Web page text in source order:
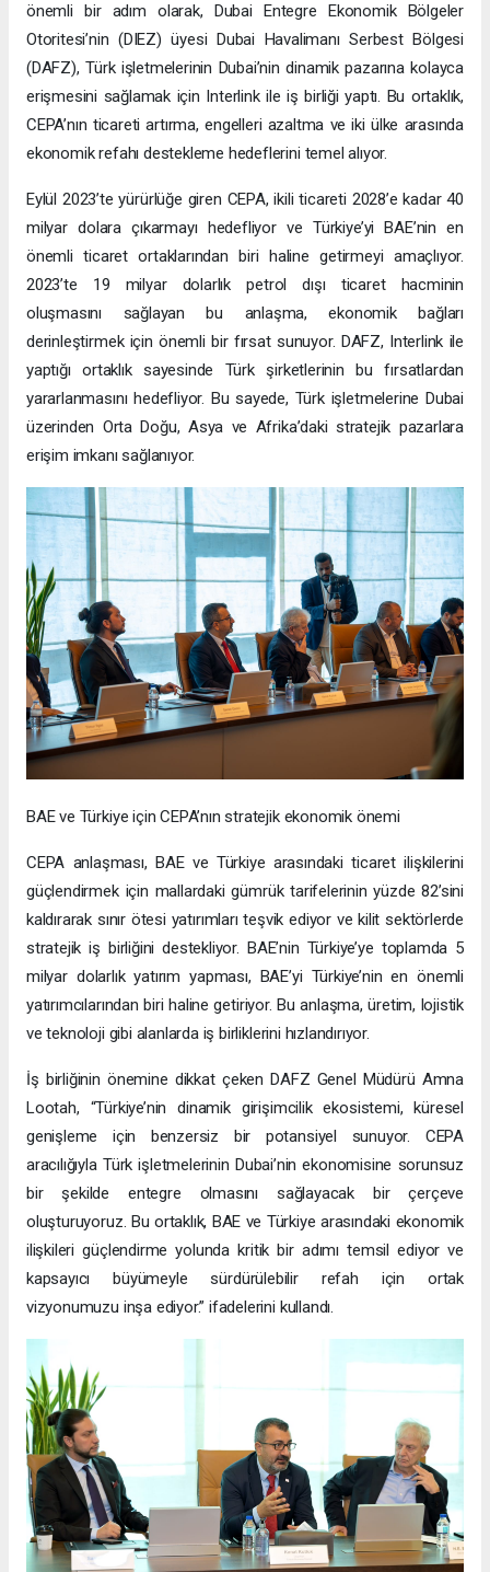
önemli bir adım olarak, Dubai Entegre Ekonomik Bölgeler
Otoritesi’nin (DIEZ) üyesi Dubai Havalimanı Serbest Bölgesi
(DAFZ), Türk işletmelerinin Dubai’nin dinamik pazarına kolayca
erişmesini sağlamak için Interlink ile iş birliği yaptı. Bu ortaklık,
CEPA’nın ticareti artırma, engelleri azaltma ve iki ülke arasında
ekonomik refahı destekleme hedeflerini temel alıyor.
Eylül 2023’te yürürlüğe giren CEPA, ikili ticareti 2028’e kadar 40
milyar dolara çıkarmayı hedefliyor ve Türkiye’yi BAE’nin en
önemli ticaret ortaklarından biri haline getirmeyi amaçlıyor.
2023’te 19 milyar dolarlık petrol dışı ticaret hacminin
oluşmasını sağlayan bu anlaşma, ekonomik bağları
derinleştirmek için önemli bir fırsat sunuyor. DAFZ, Interlink ile
yaptığı ortaklık sayesinde Türk şirketlerinin bu fırsatlardan
yararlanmasını hedefliyor. Bu sayede, Türk işletmelerine Dubai
üzerinden Orta Doğu, Asya ve Afrika’daki stratejik pazarlara
erişim imkanı sağlanıyor.
BAE ve Türkiye için CEPA’nın stratejik ekonomik önemi
CEPA anlaşması, BAE ve Türkiye arasındaki ticaret ilişkilerini
güçlendirmek için mallardaki gümrük tarifelerinin yüzde 82’sini
kaldırarak sınır ötesi yatırımları teşvik ediyor ve kilit sektörlerde
stratejik iş birliğini destekliyor. BAE’nin Türkiye’ye toplamda 5
milyar dolarlık yatırım yapması, BAE’yi Türkiye’nin en önemli
yatırımcılarından biri haline getiriyor. Bu anlaşma, üretim, lojistik
ve teknoloji gibi alanlarda iş birliklerini hızlandırıyor.
İş birliğinin önemine dikkat çeken DAFZ Genel Müdürü Amna
Lootah, “Türkiye’nin dinamik girişimcilik ekosistemi, küresel
genişleme için benzersiz bir potansiyel sunuyor. CEPA
aracılığıyla Türk işletmelerinin Dubai’nin ekonomisine sorunsuz
bir şekilde entegre olmasını sağlayacak bir çerçeve
oluşturuyoruz. Bu ortaklık, BAE ve Türkiye arasındaki ekonomik
ilişkileri güçlendirme yolunda kritik bir adımı temsil ediyor ve
kapsayıcı büyümeyle sürdürülebilir refah için ortak
vizyonumuzu inşa ediyor.” ifadelerini kullandı.